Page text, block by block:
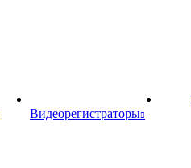
Видеорегистраторы